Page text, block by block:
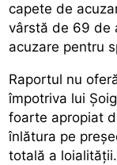
capete de
vârstă de 69 de
acuzare pentru
Raportul nu
împotriva lui
foarte apropiat
înlătura pe
totală a